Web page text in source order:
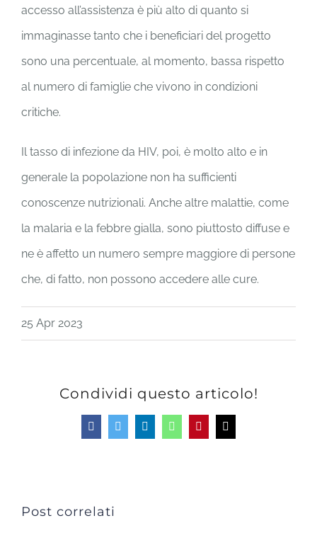
accesso all’assistenza è più alto di quanto si
immaginasse tanto che i beneficiari del progetto
sono una percentuale, al momento, bassa rispetto
al numero di famiglie che vivono in condizioni
critiche.
Il tasso di infezione da HIV, poi, è molto alto e in
generale la popolazione non ha sufficienti
conoscenze nutrizionali. Anche altre malattie, come
la malaria e la febbre gialla, sono piuttosto diffuse e
ne è affetto un numero sempre maggiore di persone
che, di fatto, non possono accedere alle cure.
25 Apr 2023
Condividi questo articolo!
FacebookTwitterLinkedInWhatsAppPinterestEmail
Post correlati